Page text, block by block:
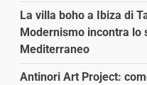
La villa boho a Ibiza di
Modernismo incontra lo
Mediterraneo
Antinori Art Project: